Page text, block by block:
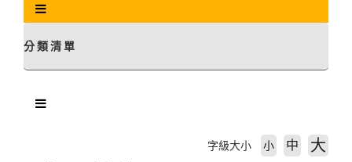
分類清單
字級大小 小 中 大